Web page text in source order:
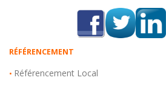
RÉFÉRENCEMENT
• Référencement Local